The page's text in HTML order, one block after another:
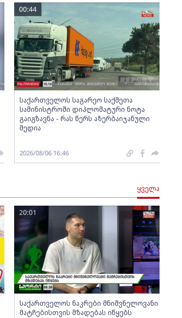
საქართველოს საგარეო საქმეთა
სამინისტროში დიპლომატური ნოტა
გაიგზავნა - რას წერს აზერბაიჯანული
მედია
00:44
2026/08/06 16:46
ყველა
საქართველოს ნაკრები მნიშვნელოვანი
მატჩებისთვის მზადებას იწყებს
20:01